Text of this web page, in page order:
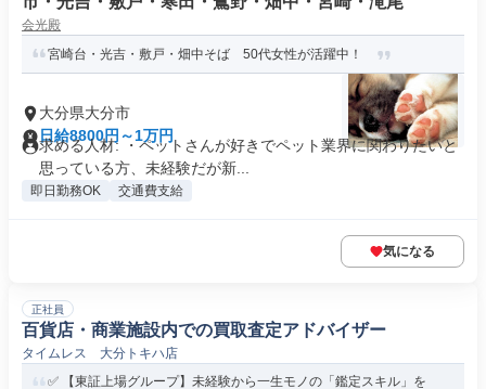
会光殿
宮崎台・光吉・敷戸・畑中そば 50代女性が活躍中！
大分県大分市
日給8800円～1万円
求める人材: ・ペットさんが好きでペット業界に関わりたいと
思っている方、未経験だが新...
即日勤務OK 交通費支給
気になる
正社員
百貨店・商業施設内での買取査定アドバイザー
タイムレス 大分トキハ店
✅️ 【東証上場グループ】未経験から一生モノの「鑑定スキル」を